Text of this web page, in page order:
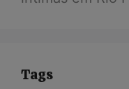
Tags